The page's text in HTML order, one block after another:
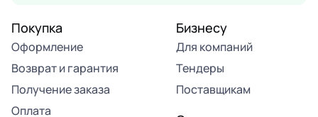
Покупка
Оформление
Возврат и гарантия
Получение заказа
Оплата
Бизнесу
Для компаний
Тендеры
Поставщикам